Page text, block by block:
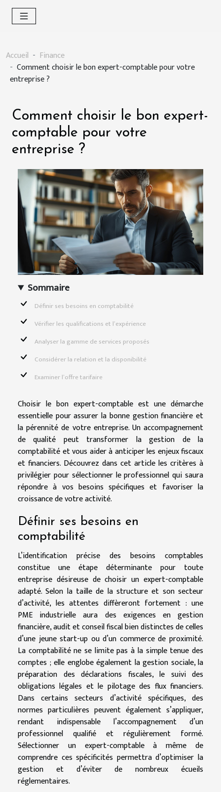
Accueil
Finance
Comment choisir le bon expert-comptable pour votre
entreprise ?
Comment choisir le bon expert-
comptable pour votre
entreprise ?
Sommaire
Définir ses besoins en comptabilité
Vérifier les qualifications et l’expérience
Analyser la gamme de services proposés
Considérer la relation et la disponibilité
Examiner l’offre tarifaire
Choisir le bon expert-comptable est une démarche
essentielle pour assurer la bonne gestion financière et
la pérennité de votre entreprise. Un accompagnement
de qualité peut transformer la gestion de la
comptabilité et vous aider à anticiper les enjeux fiscaux
et financiers. Découvrez dans cet article les critères à
privilégier pour sélectionner le professionnel qui saura
répondre à vos besoins spécifiques et favoriser la
croissance de votre activité.
Définir ses besoins en
comptabilité
L’identification précise des besoins comptables
constitue une étape déterminante pour toute
entreprise désireuse de choisir un expert-comptable
adapté. Selon la taille de la structure et son secteur
d’activité, les attentes diffèreront fortement : une
PME industrielle aura des exigences en gestion
financière, audit et conseil fiscal bien distinctes de celles
d’une jeune start-up ou d’un commerce de proximité.
La comptabilité ne se limite pas à la simple tenue des
comptes ; elle englobe également la gestion sociale, la
préparation des déclarations fiscales, le suivi des
obligations légales et le pilotage des flux financiers.
Dans certains secteurs d’activité spécifiques, des
normes particulières peuvent également s’appliquer,
rendant indispensable l’accompagnement d’un
professionnel qualifié et régulièrement formé.
Sélectionner un expert-comptable à même de
comprendre ces spécificités permettra d’optimiser la
gestion et d’éviter de nombreux écueils
réglementaires.